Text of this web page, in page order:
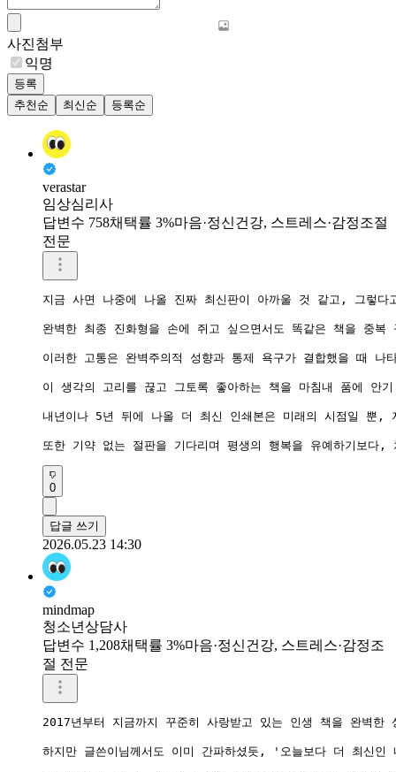
사진첨부
익명
등록
추천순
최신순 등록순
verastar
임상심리사
답변수 758채택률 3%마음·정신건강, 스트레스·감정조절
전문
지금 사면 나중에 나올 진짜 최신판이 아까울 것 같고, 그렇
완벽한 최종 진화형을 손에 쥐고 싶으면서도 똑같은 책을 중
이러한 고통은 완벽주의적 성향과 통제 욕구가 결합했을 때
이 생각의 고리를 끊고 그토록 좋아하는 책을 마침내 품에 안
내년이나 5년 뒤에 나올 더 최신 인쇄본은 미래의 시점일 뿐,
또한 기약 없는 절판을 기다리며 평생의 행복을 유예하기보
0
답글 쓰기
2026.05.23 14:30
mindmap
청소년상담사
답변수 1,208채택률 3%마음·정신건강, 스트레스·감정조
절 전문
2017년부터 지금까지 꾸준히 사랑받고 있는 인생 책을 완벽
하지만 글쓴이님께서도 이미 간파하셨듯, '오늘보다 더 최신